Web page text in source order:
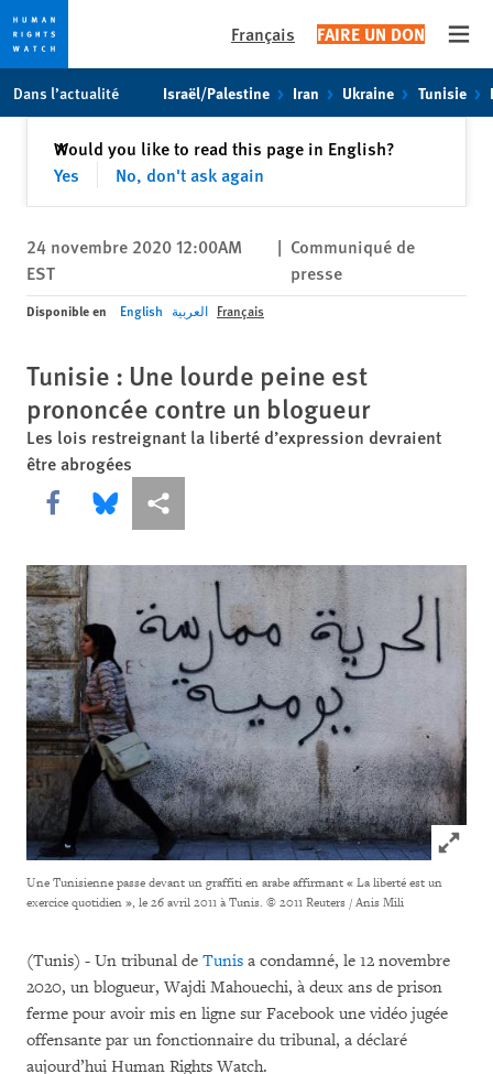
toto
content
Français FAIRE UN DON
Dans l’actualité Israël/Palestine Iran Ukraine Tunisie
Would you like to read this page in English?
Yes
No, don't ask again
✕Fermer
24 novembre 2020 12:00AM
EST
| Communiqué de
presse
Disponible en English العربية Français
Tunisie : Une lourde peine est
prononcée contre un blogueur
Les lois restreignant la liberté d’expression devraient
être abrogées
Share this via Facebook
Share this via Bluesky
Share this via Partagez
Click to
Une Tunisienne passe devant un graffiti en arabe affirmant « La liberté est un
exercice quotidien », le 26 avril 2011 à Tunis. © 2011 Reuters / Anis Mili
(Tunis) - Un tribunal de Tunis a condamné, le 12 novembre
2020, un blogueur, Wajdi Mahouechi, à deux ans de prison
ferme pour avoir mis en ligne sur Facebook une vidéo jugée
offensante par un fonctionnaire du tribunal, a déclaré
aujourd’hui Human Rights Watch.